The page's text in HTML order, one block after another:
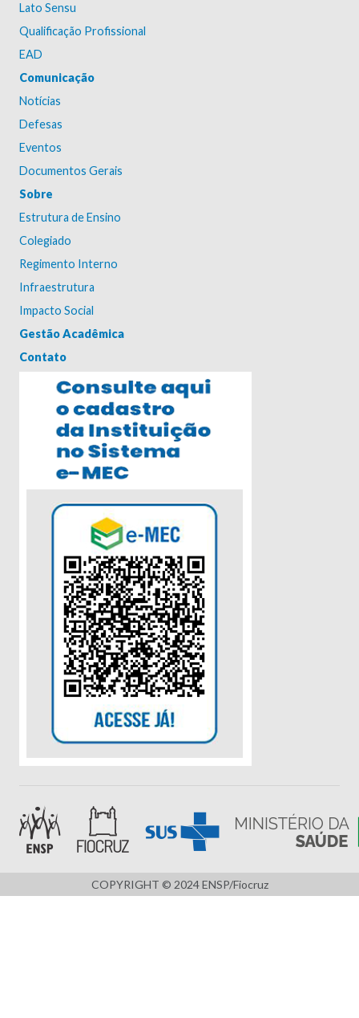
Lato Sensu
Qualificação Profissional
EAD
Comunicação
Notícias
Defesas
Eventos
Documentos Gerais
Sobre
Estrutura de Ensino
Colegiado
Regimento Interno
Infraestrutura
Impacto Social
Gestão Acadêmica
Contato
COPYRIGHT © 2024 ENSP/Fiocruz